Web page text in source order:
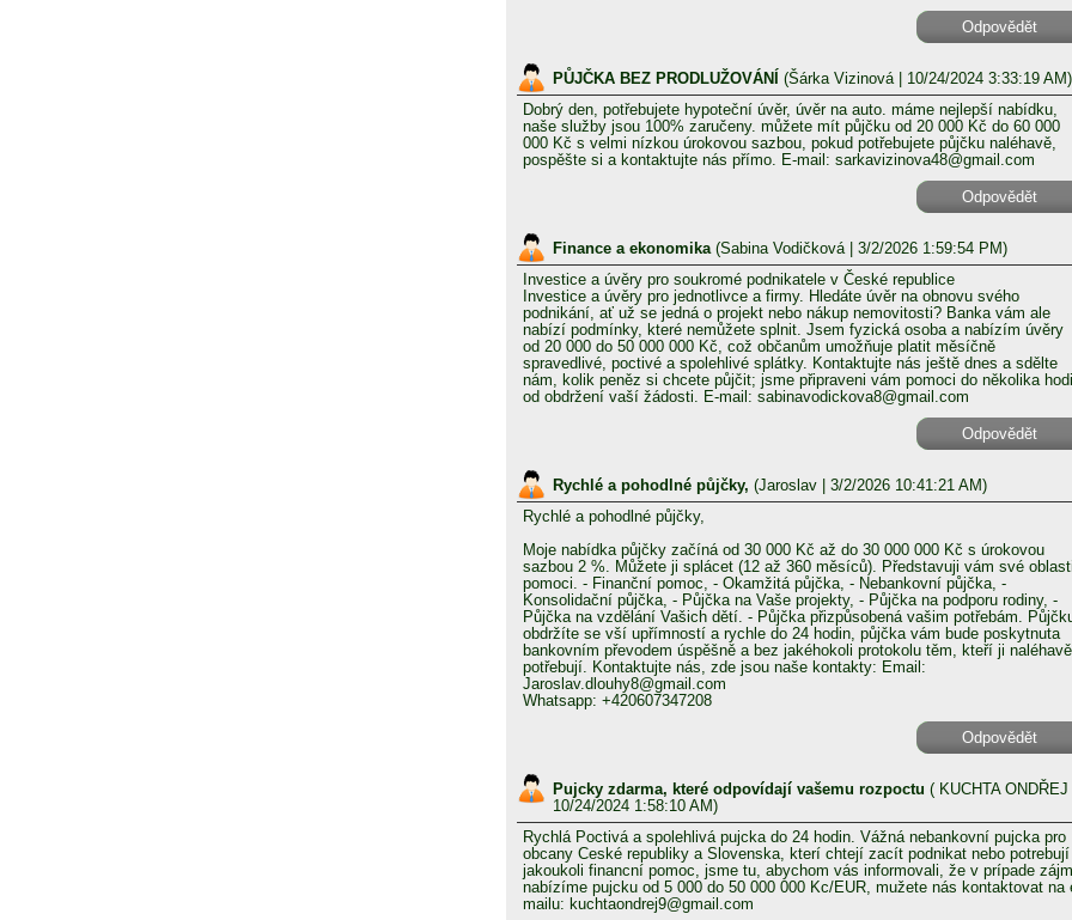
Odpovědět
PŮJČKA BEZ PRODLUŽOVÁNÍ (Šárka Vizinová| 10/24/2024 3:33:19 AM)
Dobrý den, potřebujete hypoteční úvěr, úvěr na auto. máme nejlepší nabídku,
naše služby jsou 100% zaručeny. můžete mít půjčku od 20 000 Kč do 60 000
000 Kč s velmi nízkou úrokovou sazbou, pokud potřebujete půjčku naléhavě,
pospěšte si a kontaktujte nás přímo. E-mail: sarkavizinova48@gmail.com
Odpovědět
Finance a ekonomika (Sabina Vodičková
| 3/2/2026 1:59:54 PM)
Investice a úvěry pro soukromé podnikatele v České republice
Investice a úvěry pro jednotlivce a firmy. Hledáte úvěr na obnovu svého
podnikání, ať už se jedná o projekt nebo nákup nemovitosti? Banka vám ale
nabízí podmínky, které nemůžete splnit. Jsem fyzická osoba a nabízím úvěry
od 20 000 do 50 000 000 Kč, což občanům umožňuje platit měsíčně
spravedlivé, poctivé a spolehlivé splátky. Kontaktujte nás ještě dnes a sdělte
nám, kolik peněz si chcete půjčit; jsme připraveni vám pomoci do několika
od obdržení vaší žádosti. E-mail: sabinavodickova8@gmail.com
Odpovědět
Rychlé a pohodlné půjčky, (Jaroslav | 3/2/2026 10:41:21 AM)
Rychlé a pohodlné půjčky,
Moje nabídka půjčky začíná od 30 000 Kč až do 30 000 000 Kč s úrokovou
sazbou 2 %. Můžete ji splácet (12 až 360 měsíců). Představuji vám své
pomoci. - Finanční pomoc, - Okamžitá půjčka, - Nebankovní půjčka, -
Konsolidační půjčka, - Půjčka na Vaše projekty, - Půjčka na podporu rodiny, -
Půjčka na vzdělání Vašich dětí. - Půjčka přizpůsobená vašim potřebám.
obdržíte se vší upřímností a rychle do 24 hodin, půjčka vám bude poskytnuta
bankovním převodem úspěšně a bez jakéhokoli protokolu těm, kteří ji naléhavě
potřebují. Kontaktujte nás, zde jsou naše kontakty: Email:
Jaroslav.dlouhy8@gmail.com
Whatsapp: +420607347208
Odpovědět
Pujcky zdarma, které odpovídají vašemu rozpoctu ( KUCHTA ONDŘEJ
10/24/2024 1:58:10 AM)
Rychlá Poctivá a spolehlivá pujcka do 24 hodin. Vážná nebankovní pujcka pro
obcany Ceské republiky a Slovenska, kterí chtejí zacít podnikat nebo potrebují
jakoukoli financní pomoc, jsme tu, abychom vás informovali, že v prípade
nabízíme pujcku od 5 000 do 50 000 000 Kc/EUR, mužete nás kontaktovat na
mailu: kuchtaondrej9@gmail.com